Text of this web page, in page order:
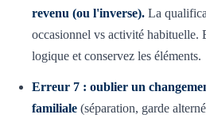
revenu (ou l'inverse). La
occasionnel vs activité habituelle.
logique et conservez les éléments.
Erreur 7 : oublier un
familiale (séparation, garde